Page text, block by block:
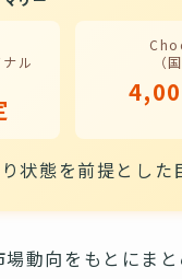
ル
（
状態を前提とした
動向をもとにまと